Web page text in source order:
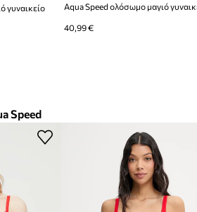
γυναικείο Aqua Speed ολόσωμο μαγιό
40,99 €
Speed